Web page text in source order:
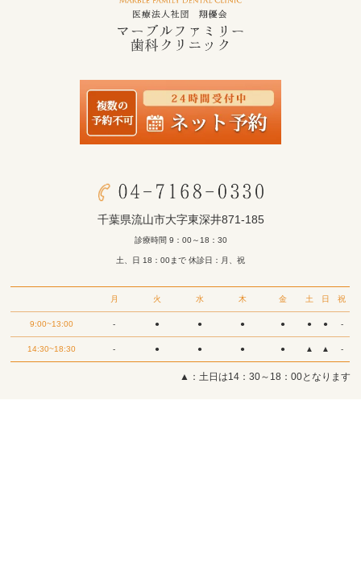
千葉県流山市大字東深井871-185
診療時間 9：00～18：30
土、日 18：00まで 休診日：月、祝
月 火 水 木 金 土 日 祝
9:00~13:00 - ● ● ● ● ● ● -
14:30~18:30 - ● ● ● ● ▲ ▲ -
▲：土日は14：30～18：00となります